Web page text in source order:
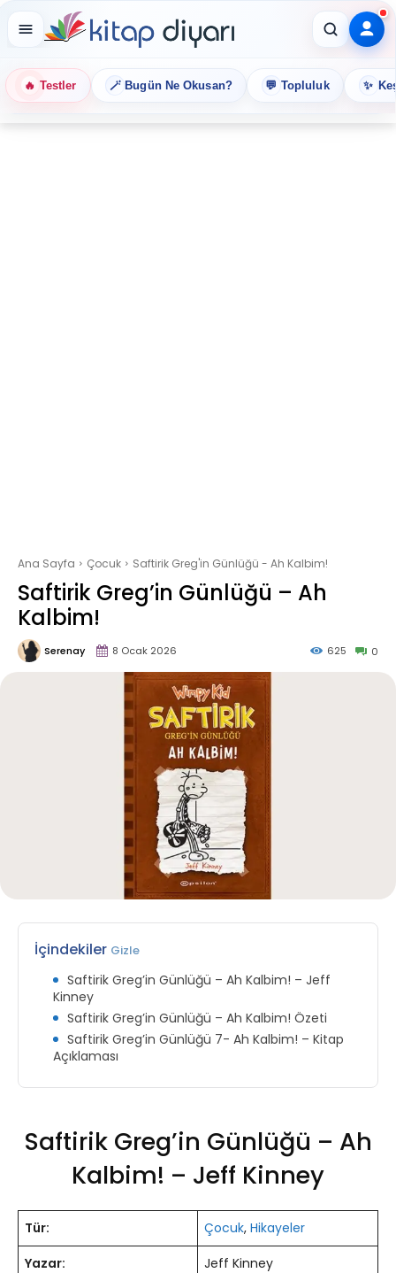
🔥 Testler 🪄 Bugün Ne Okusan? 💬 Topluluk ✨
Ana Sayfa Çocuk Saftirik Greg'in Günlüğü - Ah Kalbim!
Saftirik Greg’in Günlüğü – Ah
Kalbim!
Serenay 8 Ocak 2026 0
625
İçindekiler Gizle
Saftirik Greg’in Günlüğü – Ah Kalbim! – Jeff
Kinney
Saftirik Greg’in Günlüğü – Ah Kalbim! Özeti
Saftirik Greg’in Günlüğü 7- Ah Kalbim! – Kitap
Açıklaması
Saftirik Greg’in Günlüğü – Ah
Kalbim! – Jeff Kinney
Tür: Çocuk, Hikayeler
Yazar:
Jeff Kinney